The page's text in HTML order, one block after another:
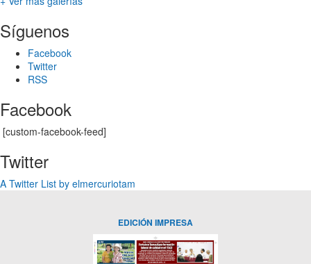
Síguenos
Facebook
Twitter
RSS
Facebook
[custom-facebook-feed]
Twitter
A Twitter List by elmercuriotam
EDICIÓN IMPRESA